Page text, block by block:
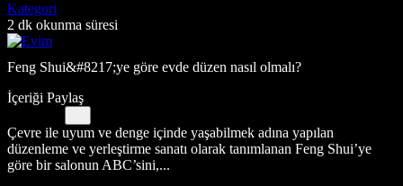
Kategori
2 dk okunma süresi
Feng Shui&#8217;ye göre evde düzen nasıl olmalı?
İçeriği Paylaş
Çevre ile uyum ve denge içinde yaşabilmek adına yapılan
düzenleme ve yerleştirme sanatı olarak tanımlanan Feng Shui’ye
göre bir salonun ABC’sini,...